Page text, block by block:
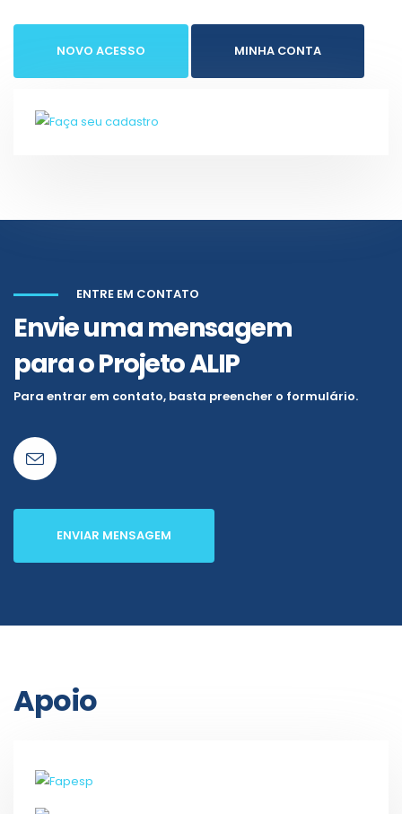
NOVO ACESSO MINHA CONTA
ENTRE EM CONTATO
Envie uma mensagem
para o Projeto ALIP
Para entrar em contato, basta preencher o formulário.
ENVIAR MENSAGEM
Apoio